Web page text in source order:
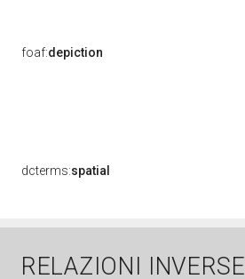
foaf:depiction
dcterms:spatial
RELAZIONI INVERSE